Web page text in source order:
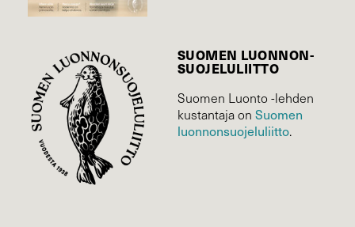
SUOMEN LUONNON­
SUOJELU­LIITTO
Suomen Luonto -lehden
kustantaja on Suomen
luonnonsuojelu­liitto.